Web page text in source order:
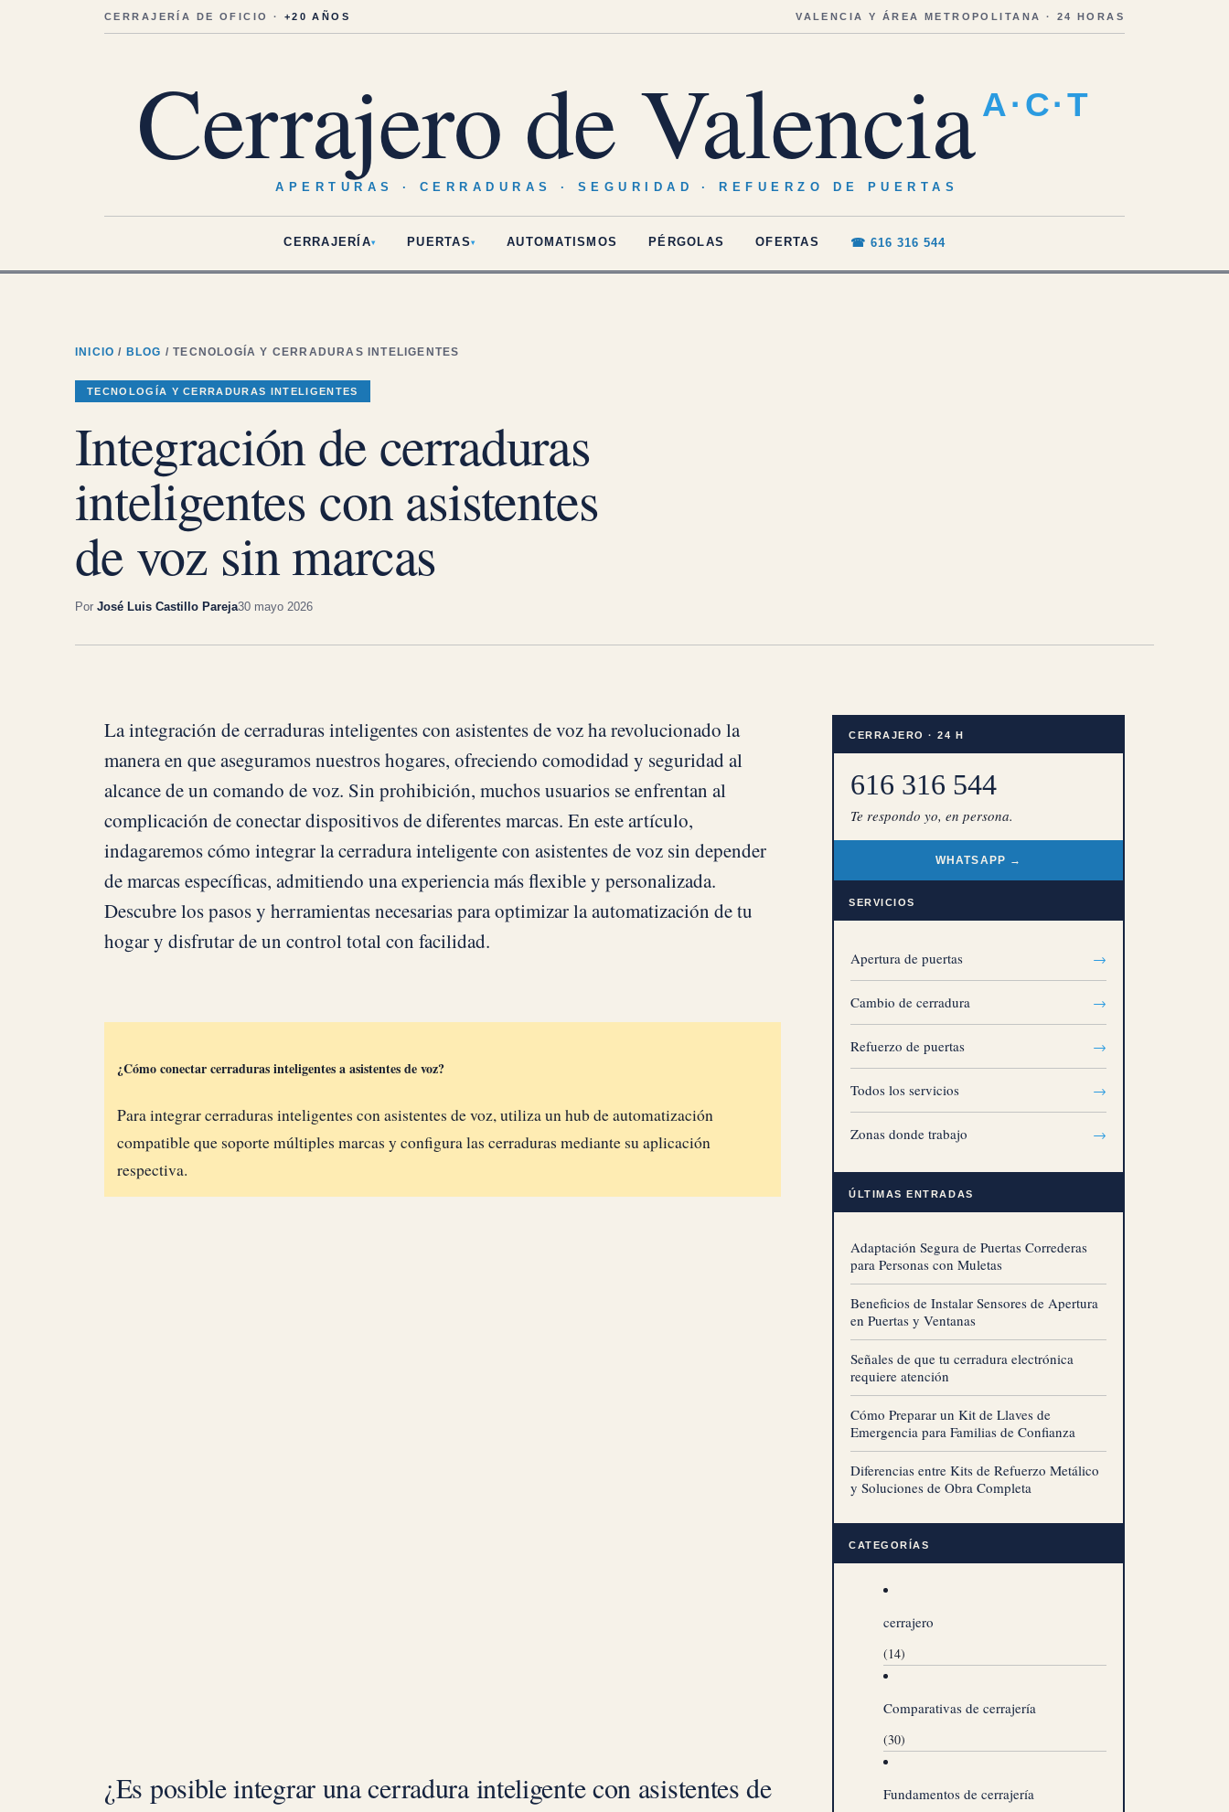
CERRAJERÍA DE OFICIO · +20 AÑOS VALENCIA Y ÁREA METROPOLITANA · 24 HORAS
Cerrajero de Valencia A·C·T
APERTURAS · CERRADURAS · SEGURIDAD · REFUERZO DE PUERTAS
CERRAJERÍA▾ PUERTAS ▾ AUTOMATISMOS PÉRGOLAS OFERTAS ☎ 616 316 544
INICIO / BLOG / TECNOLOGÍA Y CERRADURAS INTELIGENTES
TECNOLOGÍA Y CERRADURAS INTELIGENTES
Integración de cerraduras
inteligentes con asistentes
de voz sin marcas
Por José Luis Castillo Pareja30 mayo 2026
La integración de cerraduras inteligentes con asistentes de voz ha revolucionado la
manera en que aseguramos nuestros hogares, ofreciendo comodidad y seguridad al
alcance de un comando de voz. Sin prohibición, muchos usuarios se enfrentan al
complicación de conectar dispositivos de diferentes marcas. En este artículo,
indagaremos cómo integrar la cerradura inteligente con asistentes de voz sin depender
de marcas específicas, admitiendo una experiencia más flexible y personalizada.
Descubre los pasos y herramientas necesarias para optimizar la automatización de tu
hogar y disfrutar de un control total con facilidad.
¿Cómo conectar cerraduras inteligentes a asistentes de voz?
Para integrar cerraduras inteligentes con asistentes de voz, utiliza un hub de automatización
compatible que soporte múltiples marcas y configura las cerraduras mediante su aplicación
respectiva.
¿Es posible integrar una cerradura inteligente con asistentes de
CERRAJERO · 24 H
616 316 544
Te respondo yo, en persona.
WHATSAPP →
SERVICIOS
Apertura de puertas →
Cambio de cerradura →
Refuerzo de puertas →
Todos los servicios →
Zonas donde trabajo →
ÚLTIMAS ENTRADAS
Adaptación Segura de Puertas Correderas
para Personas con Muletas
Beneficios de Instalar Sensores de Apertura
en Puertas y Ventanas
Señales de que tu cerradura electrónica
requiere atención
Cómo Preparar un Kit de Llaves de
Emergencia para Familias de Confianza
Diferencias entre Kits de Refuerzo Metálico
y Soluciones de Obra Completa
CATEGORÍAS
cerrajero
(14)
Comparativas de cerrajería
(30)
Fundamentos de cerrajería